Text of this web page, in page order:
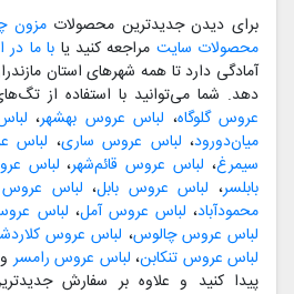
برای دیدن جدیدترین محصولاتمزون
محصولات سایت مراجعه کنید یا با ما در
آمادگی دارد تا همه شهرهای استان
دهد. شما می‌توانید با استفاده از
عروس گلوگاه، لباس عروس بهشهر،
میان‌دورود، لباس عروس ساری، لباس
سیمرغ، لباس عروس قائم‌شهر، لباس
بابلسر، لباس عروس بابل، لباس عروس
محمودآباد، لباس عروس آمل، لباس
لباس عروس چالوس، لباس عروس
لباس عروس تنکابن، لباس عروس رامسر و
پیدا کنید و علاوه بر سفارش